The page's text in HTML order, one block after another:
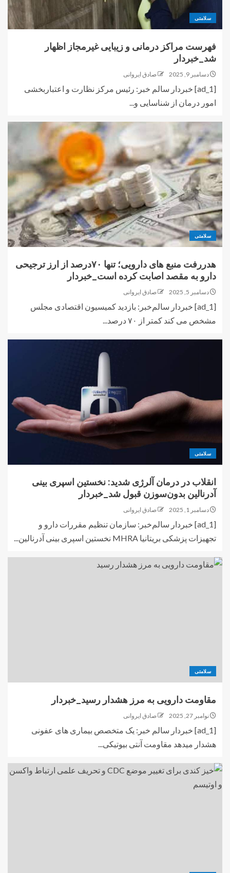
سلامتی
فهرست مراکز درمانی و زیبایی غیرمجاز اظهار
شد_خبردار
دسامبر 9, 2025 صادق ایروانی
[ad_1] خبردار سالم خبر: رئیس مرکز نظارت و اعتباربخشی
امور درمان از شناسایی و...
سلامتی
هدررفت منبع های دارویی؛ تنها ۷۰درصد از ارز ترجیحی
دارو به مقصد اصابت کرده است_خبردار
دسامبر 5, 2025 صادق ایروانی
[ad_1] خبردار سالم‌خبر: بازدید کمیسیون اقتصادی مجلس
مشخص می کند کمتر از ۷۰ درصد...
سلامتی
انقلاب در درمان آلرژی شدید: نخستین اسپری بینی
آدرنالین بدون‌سوزن قبول شد_خبردار
دسامبر 1, 2025 صادق ایروانی
[ad_1] خبردار سالم‌خبر: سازمان تنظیم مقررات دارو و
تجهیزات پزشکی بریتانیا MHRA نخستین اسپری بینی آدرنالین...
سلامتی
مقاومت دارویی به مرز هشدار رسید_خبردار
نوامبر 27, 2025 صادق ایروانی
[ad_1] خبردار سالم خبر: یک متخصص بیماری های عفونی
هشدار میدهد مقاومت آنتی بیوتیکی...